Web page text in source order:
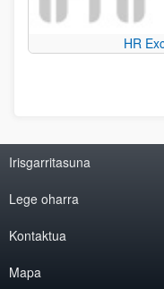
HR
Irisgarritasuna
Lege oharra
Kontaktua
Mapa